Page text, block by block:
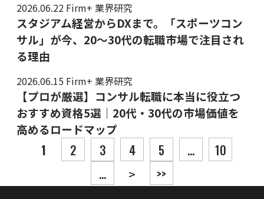
2026.06.22 Firm+ 業界研究
スタジアム経営からDXまで。「スポーツコン
サル」が今、20〜30代の転職市場で注目され
る理由
2026.06.15 Firm+ 業界研究
【プロが厳選】コンサル転職に本当に役立つ
おすすめ資格5選｜20代・30代の市場価値を
高めるロードマップ
投稿ナビゲーション
1 2 3 4 5 ...
10
...
> >>